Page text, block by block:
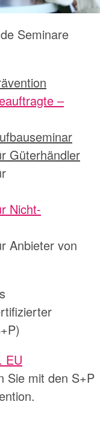
Seminare
–
Güterhändler
Nicht-
Anbieter von
EU
Sie mit den S+P